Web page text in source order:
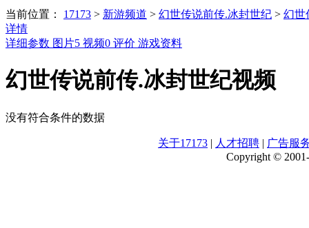
当前位置： 17173 > 新游频道 > 幻世传说前传.冰封世纪 > 幻世
详情
详细参数 图片5 视频0 评价 游戏资料
幻世传说前传.冰封世纪视频
没有符合条件的数据
关于17173 | 人才招聘 | 广告服
Copyright ©